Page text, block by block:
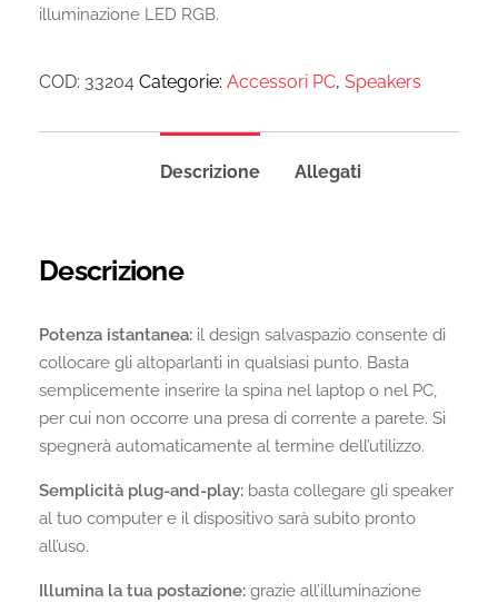
illuminazione LED RGB.
COD: 33204 Categorie: Accessori PC, Speakers
Descrizione Allegati
Descrizione
Potenza istantanea: il design salvaspazio consente di
collocare gli altoparlanti in qualsiasi punto. Basta
semplicemente inserire la spina nel laptop o nel PC,
per cui non occorre una presa di corrente a parete. Si
spegnerà automaticamente al termine dell’utilizzo.
Semplicità plug-and-play: basta collegare gli speaker
al tuo computer e il dispositivo sarà subito pronto
all’uso.
Illumina la tua postazione: grazie all’illuminazione